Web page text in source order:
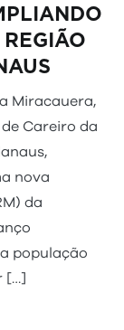
Miracauera,
Careiro da
nova
da
população
[…]